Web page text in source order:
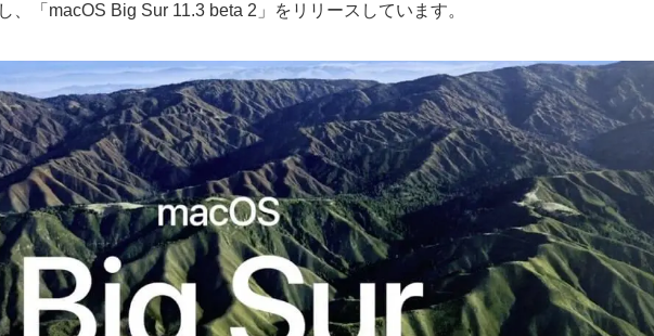
、「macOS Big Sur 11.3 beta 2」をリリースしています。